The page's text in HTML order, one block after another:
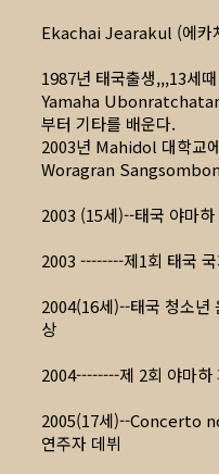
Ekachai Jearakul (에카
1987년 태국출생,,,13세
Yamaha
부터 기타를 배운다.
2003년 Mahidol 대학교
Woragran
2003 (15세)--태국 야마
2003 --------제1회 태국
2004(16세)--태국 청소
상
2004--------제 2회 야마하
2005(17세)--Concerto
연주자 데뷔
( Dr. sax